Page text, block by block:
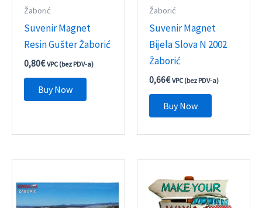
Žaborić
Suvenir Magnet
Resin Gušter Žaborić
0,80€ VPC (bez PDV-a)
Buy Now
Žaborić
Suvenir Magnet
Bijela Slova N 2002
Žaborić
0,66€ VPC (bez PDV-a)
Buy Now